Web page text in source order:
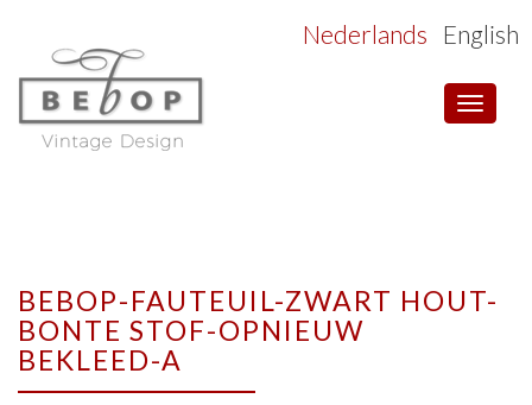
Toggle
Nederlands English
BEBOP-FAUTEUIL-ZWART HOUT-
BONTE STOF-OPNIEUW
BEKLEED-A